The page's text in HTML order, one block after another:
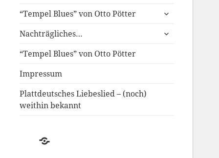
“Tempel Blues” von Otto Pötter
untermenü
Nachträgliches…
untermenü
“Tempel Blues” von Otto Pötter
Impressum
Plattdeutsches Liebeslied – (noch)
weithin bekannt
Der